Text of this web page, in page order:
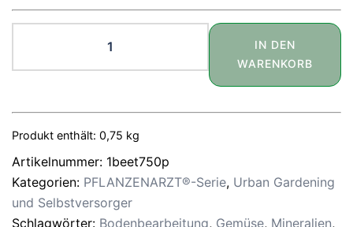
BIO
GREEN
DÜNGER
HOCHBEET
750
g
Menge
IN DEN
WARENKORB
Produkt enthält: 0,75 kg
Artikelnummer: 1beet750p
Kategorien: PFLANZENARZT®-Serie, Urban Gardening
und Selbstversorger
Schlagwörter: Bodenbearbeitung, Gemüse, Mineralien,